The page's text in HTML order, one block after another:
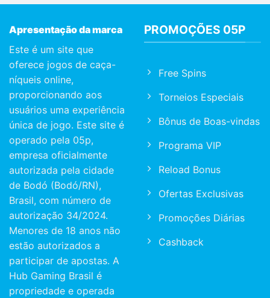
Apresentação da marca
Este é um site que
oferece jogos de caça-
níqueis online,
proporcionando aos
usuários uma experiência
única de jogo. Este site é
operado pela 05p,
empresa oficialmente
autorizada pela cidade
de Bodó (Bodó/RN),
Brasil, com número de
autorização 34/2024.
Menores de 18 anos não
estão autorizados a
participar de apostas. A
Hub Gaming Brasil é
propriedade e operada
PROMOÇÕES 05P
Free Spins
Torneios Especiais
Bônus de Boas-vindas
Programa VIP
Reload Bonus
Ofertas Exclusivas
Promoções Diárias
Cashback